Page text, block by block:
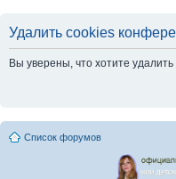
Удалить cookies
Вы уверены, что хотите
Список форумов